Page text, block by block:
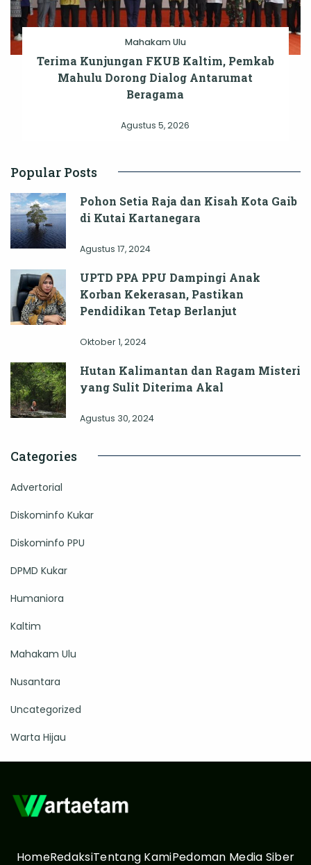
Mahakam Ulu
Terima Kunjungan FKUB Kaltim, Pemkab
Mahulu Dorong Dialog Antarumat
Beragama
Agustus 5, 2026
Popular Posts
Pohon Setia Raja dan Kisah Kota Gaib
di Kutai Kartanegara
Agustus 17, 2024
UPTD PPA PPU Dampingi Anak
Korban Kekerasan, Pastikan
Pendidikan Tetap Berlanjut
Oktober 1, 2024
Hutan Kalimantan dan Ragam Misteri
yang Sulit Diterima Akal
Agustus 30, 2024
Categories
Advertorial
Diskominfo Kukar
Diskominfo PPU
DPMD Kukar
Humaniora
Kaltim
Mahakam Ulu
Nusantara
Uncategorized
Warta Hijau
HomeRedaksiTentang KamiPedoman Media Siber